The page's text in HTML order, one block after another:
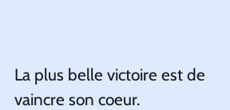
La plus belle victoire est de
vaincre son coeur.